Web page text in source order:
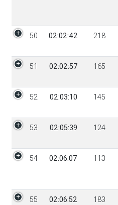
50 02:02:42 218
51 02:02:57 165
52 02:03:10 145
53 02:05:39 124
54 02:06:07 113
55 02:06:52 183